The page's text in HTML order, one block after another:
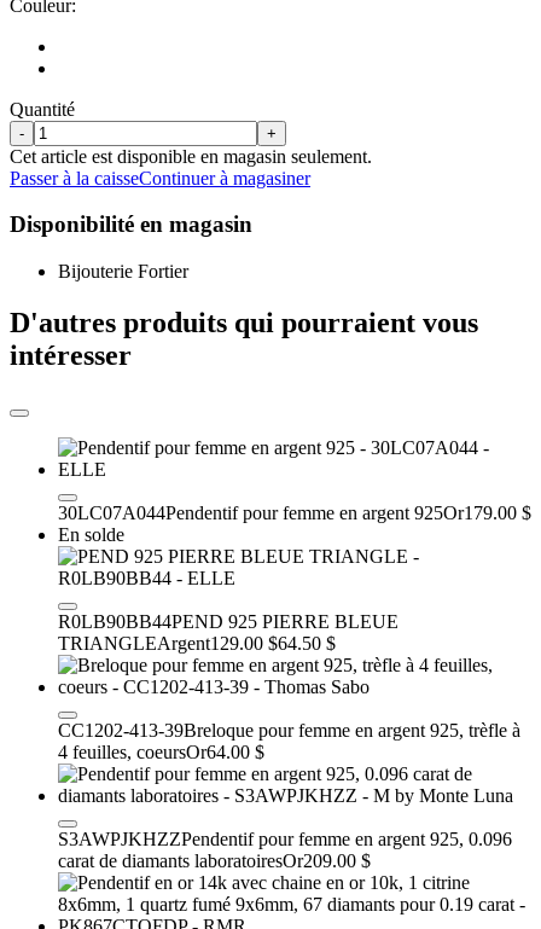
Couleur:
Quantité
- +
Cet article est disponible en magasin seulement.
Passer à la caisseContinuer à magasiner
Disponibilité en magasin
Bijouterie Fortier
D'autres produits qui pourraient vous
intéresser
30LC07A044Pendentif pour femme en argent 925Or179.00 $
En solde
R0LB90BB44PEND 925 PIERRE BLEUE
TRIANGLEArgent129.00 $64.50 $
CC1202-413-39Breloque pour femme en argent 925, trèfle à
4 feuilles, coeursOr64.00 $
S3AWPJKHZZPendentif pour femme en argent 925, 0.096
carat de diamants laboratoiresOr209.00 $